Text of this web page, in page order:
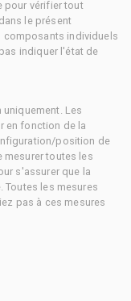
pour vérifier tout
le présent
composants individuels
indiquer l'état de
Les
en fonction de la
position de
mesurer toutes les
s'assurer que la
Toutes les mesures
pas à ces mesures